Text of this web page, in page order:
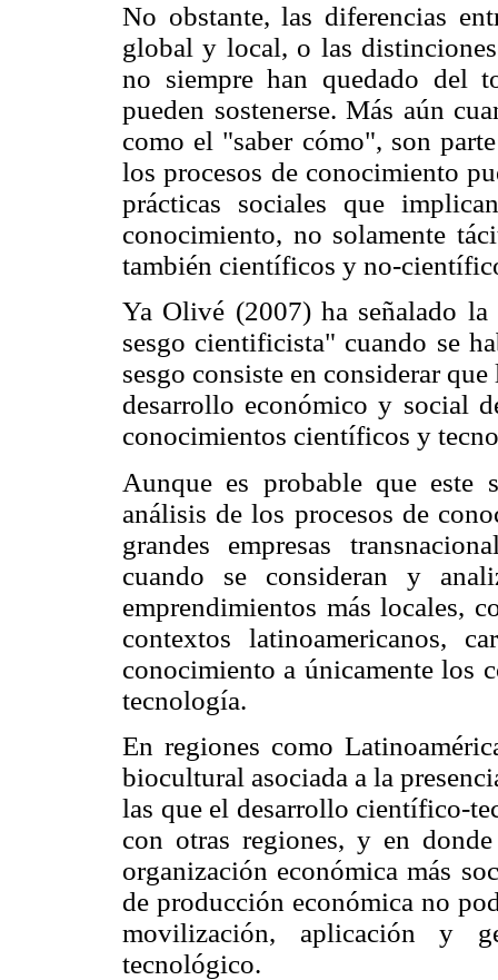
No obstante, las diferencias
global y local, o las
no siempre han quedado del
pueden sostenerse. Más aún
como el "saber cómo", son
los procesos de conocimiento
prácticas sociales que
conocimiento, no solamente
también científicos y no-
Ya Olivé (2007) ha señalado
sesgo cientificista" cuando se
sesgo consiste en considerar
desarrollo económico y social
conocimientos científicos y
Aunque es probable que este
análisis de los procesos de
grandes empresas
cuando se consideran y
emprendimientos más locales,
contextos latinoamericanos,
conocimiento a únicamente los
tecnología.
En regiones como
biocultural asociada a la
las que el desarrollo científico-
con otras regiones, y en
organización económica más
de producción económica no
movilización, aplicación y
tecnológico.